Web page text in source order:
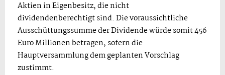
Aktien in Eigenbesitz, die nicht
dividendenberechtigt sind. Die voraussichtliche
Ausschüttungssumme der Dividende würde somit 456
Euro Millionen betragen, sofern die
Hauptversammlung dem geplanten Vorschlag
zustimmt.